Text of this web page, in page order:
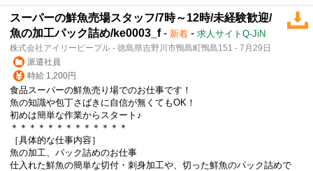
スーパーの鮮魚売場スタッフ/7時～12時/未経験歓迎/
魚の加工パック詰め/ke0003_f- 新着 - 求人サイトQ-JiN
株式会社アイリーピープル - 徳島県吉野川市鴨島町鴨島151 - 7月29日
派遣社員
時給 1,200円
食品スーパーの鮮魚売り場でのお仕事です！
魚の知識や包丁さばきに自信が無くてもOK！
初めは簡単な作業からスタート♪
＊＊＊＊＊＊＊＊＊＊＊＊＊
［具体的な仕事内容］
魚の加工、パック詰めのお仕事
仕入れた鮮魚の簡単な切付・刺身加工や、切った鮮魚のパック詰めで